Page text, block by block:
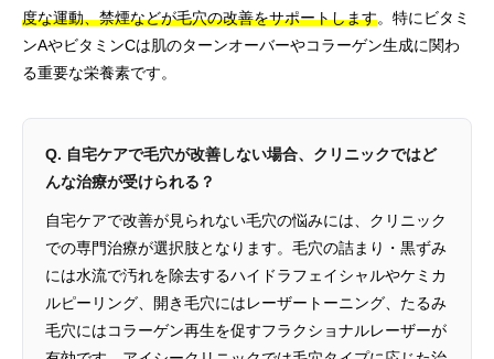
度な運動、禁煙などが毛穴の改善をサポートします。特にビタミ
ンAやビタミンCは肌のターンオーバーやコラーゲン生成に関わ
る重要な栄養素です。
Q. 自宅ケアで毛穴が改善しない場合、クリニックではど
んな治療が受けられる？
自宅ケアで改善が見られない毛穴の悩みには、クリニック
での専門治療が選択肢となります。毛穴の詰まり・黒ずみ
には水流で汚れを除去するハイドラフェイシャルやケミカ
ルピーリング、開き毛穴にはレーザートーニング、たるみ
毛穴にはコラーゲン再生を促すフラクショナルレーザーが